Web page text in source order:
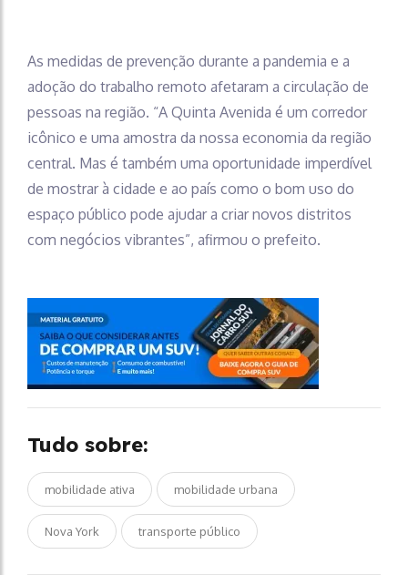
As medidas de prevenção durante a pandemia e a
adoção do trabalho remoto afetaram a circulação de
pessoas na região. “A Quinta Avenida é um corredor
icônico e uma amostra da nossa economia da região
central. Mas é também uma oportunidade imperdível
de mostrar à cidade e ao país como o bom uso do
espaço público pode ajudar a criar novos distritos
com negócios vibrantes”, afirmou o prefeito.
Tudo sobre:
mobilidade ativa mobilidade urbana
Nova York transporte público